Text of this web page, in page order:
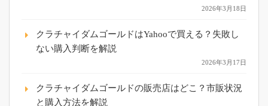
2026年3月18日
クラチャイダムゴールドはYahooで買える？失敗し
ない購入判断を解説
2026年3月17日
クラチャイダムゴールドの販売店はどこ？市販状況
と購入方法を解説